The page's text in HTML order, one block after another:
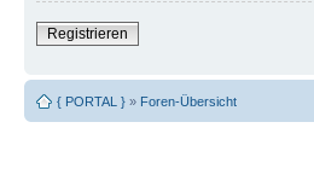
Registrieren
{ PORTAL } » Foren-Übersicht